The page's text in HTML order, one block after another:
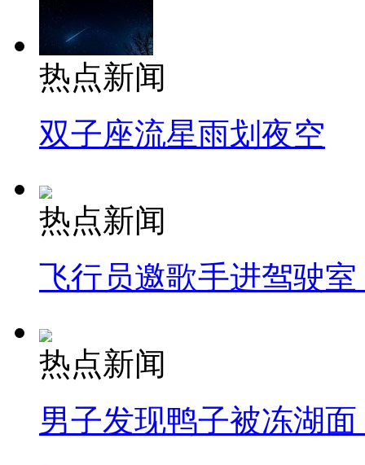
热点新闻
双子座流星雨划夜空
热点新闻
飞行员邀歌手进驾驶
热点新闻
男子发现鸭子被冻湖